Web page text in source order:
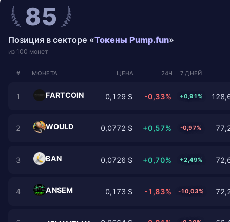
85
Позиция в секторе «Токены Pump.fun»
из 100 монет
# МОНЕТА ЦЕНА 24Ч 7 ДНЕЙ
1 FARTCOIN 0,129 $ -0,33% +0,91%
2 WOULD 0,0772 $ +0,57% -0,97%
3 BAN 0,0726 $ +0,70% +2,49%
4 ANSEM 0,173 $ -1,83% -10,03%